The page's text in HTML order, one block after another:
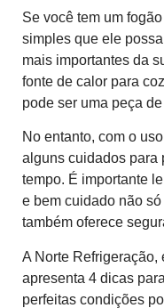
Se você tem um
simples que ele
mais importantes da
fonte de calor para
pode ser uma peça
No entanto, com o
alguns cuidados para
tempo. É importante
e bem cuidado não
também oferece
A Norte Refrigeração,
apresenta 4 dicas
perfeitas condições